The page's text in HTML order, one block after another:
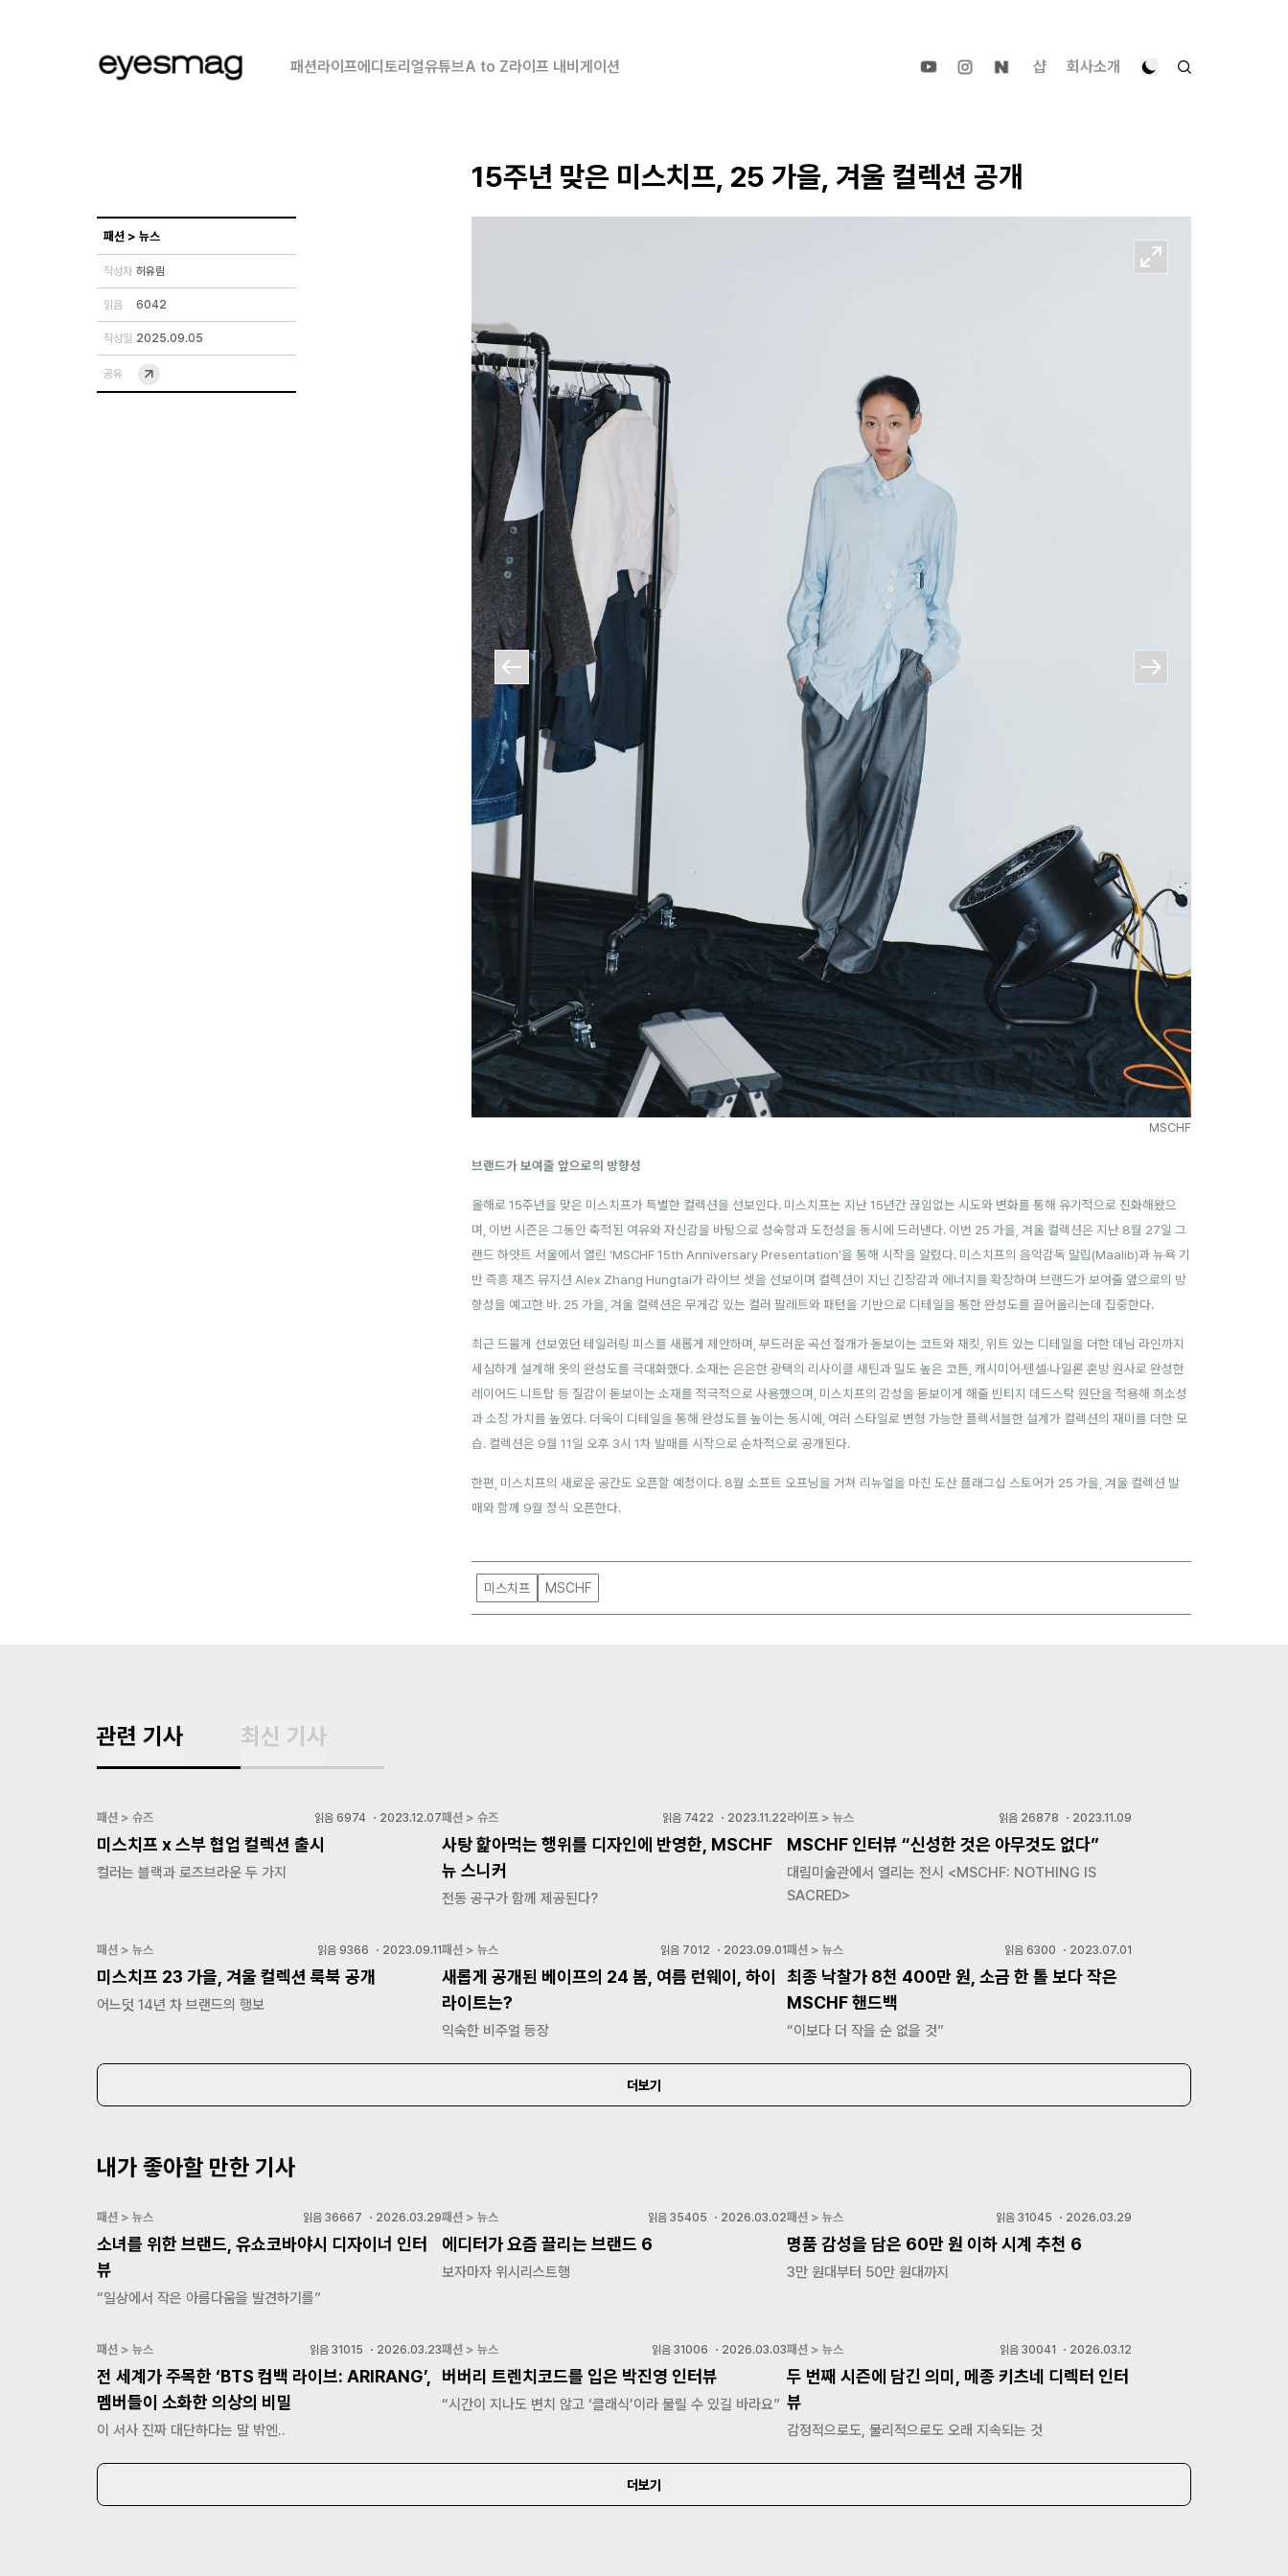
패션라이프에디토리얼유튜브A to Z라이프 내비게이션 샵 회사소개
15주년 맞은 미스치프, 25 가을, 겨울 컬렉션 공개
패션 > 뉴스
작성자 허유림
읽음 6042
작성일 2025.09.05
공유
MSCHF
브랜드가 보여줄 앞으로의 방향성
올해로 15주년을 맞은 미스치프가 특별한 컬렉션을 선보인다. 미스치프는 지난 15년간 끊임없는 시도와 변화를 통해 유기적으로 진화해왔으
며, 이번 시즌은 그동안 축적된 여유와 자신감을 바탕으로 성숙함과 도전성을 동시에 드러낸다. 이번 25 가을, 겨울 컬렉션은 지난 8월 27일 그
랜드 하얏트 서울에서 열린 ‘MSCHF 15th Anniversary Presentation’을 통해 시작을 알렸다. 미스치프의 음악감독 말립(Maalib)과 뉴욕 기
반 즉흥 재즈 뮤지션 Alex Zhang Hungtai가 라이브 셋을 선보이며 컬렉션이 지닌 긴장감과 에너지를 확장하며 브랜드가 보여줄 앞으로의 방
향성을 예고한 바. 25 가을, 겨울 컬렉션은 무게감 있는 컬러 팔레트와 패턴을 기반으로 디테일을 통한 완성도를 끌어올리는데 집중한다.
최근 드물게 선보였던 테일러링 피스를 새롭게 제안하며, 부드러운 곡선 절개가 돋보이는 코트와 재킷, 위트 있는 디테일을 더한 데님 라인까지
세심하게 설계해 옷의 완성도를 극대화했다. 소재는 은은한 광택의 리사이클 새틴과 밀도 높은 코튼, 캐시미어·텐셀·나일론 혼방 원사로 완성한
레이어드 니트탑 등 질감이 돋보이는 소재를 적극적으로 사용했으며, 미스치프의 감성을 돋보이게 해줄 빈티지 데드스탁 원단을 적용해 희소성
과 소장 가치를 높였다. 더욱이 디테일을 통해 완성도를 높이는 동시에, 여러 스타일로 변형 가능한 플렉서블한 설계가 컬렉션의 재미를 더한 모
습. 컬렉션은 9월 11일 오후 3시 1차 발매를 시작으로 순차적으로 공개된다.
한편, 미스치프의 새로운 공간도 오픈할 예정이다. 8월 소프트 오프닝을 거쳐 리뉴얼을 마친 도산 플래그십 스토어가 25 가을, 겨울 컬렉션 발
매와 함께 9월 정식 오픈한다.
미스치프 MSCHF
관련 기사 최신 기사
패션 > 슈즈 읽음 6974・ 2023.12.07
미스치프 x 스부 협업 컬렉션 출시
컬러는 블랙과 로즈브라운 두 가지
패션 > 슈즈 읽음 7422 ・ 2023.11.22
사탕 핥아먹는 행위를 디자인에 반영한, MSCHF
뉴 스니커
전동 공구가 함께 제공된다?
라이프 > 뉴스 읽음 26878 ・ 2023.11.09
MSCHF 인터뷰 “신성한 것은 아무것도 없다”
대림미술관에서 열리는 전시 <MSCHF: NOTHING IS
SACRED>
패션 > 뉴스 읽음 9366 ・ 2023.09.11
미스치프 23 가을, 겨울 컬렉션 룩북 공개
어느덧 14년 차 브랜드의 행보
패션 > 뉴스 읽음 7012 ・ 2023.09.01
새롭게 공개된 베이프의 24 봄, 여름 런웨이, 하이
라이트는?
익숙한 비주얼 등장
패션 > 뉴스 읽음 6300 ・ 2023.07.01
최종 낙찰가 8천 400만 원, 소금 한 톨 보다 작은
MSCHF 핸드백
“이보다 더 작을 순 없을 것”
더보기
내가 좋아할 만한 기사
패션 > 뉴스 읽음 36667 ・ 2026.03.29
소녀를 위한 브랜드, 유쇼코바야시 디자이너 인터
뷰
“일상에서 작은 아름다움을 발견하기를”
패션 > 뉴스 읽음 35405 ・ 2026.03.02
에디터가 요즘 끌리는 브랜드 6
보자마자 위시리스트행
패션 > 뉴스 읽음 31045 ・ 2026.03.29
명품 감성을 담은 60만 원 이하 시계 추천 6
3만 원대부터 50만 원대까지
패션 > 뉴스 읽음 31015 ・ 2026.03.23
전 세계가 주목한 ‘BTS 컴백 라이브: ARIRANG’,
멤버들이 소화한 의상의 비밀
이 서사 진짜 대단하다는 말 밖엔..
패션 > 뉴스 읽음 31006 ・ 2026.03.03
버버리 트렌치코드를 입은 박진영 인터뷰
“시간이 지나도 변치 않고 ‘클래식’이라 불릴 수 있길 바라요”
패션 > 뉴스 읽음 30041 ・ 2026.03.12
두 번째 시즌에 담긴 의미, 메종 키츠네 디렉터 인터
뷰
감정적으로도, 물리적으로도 오래 지속되는 것
더보기